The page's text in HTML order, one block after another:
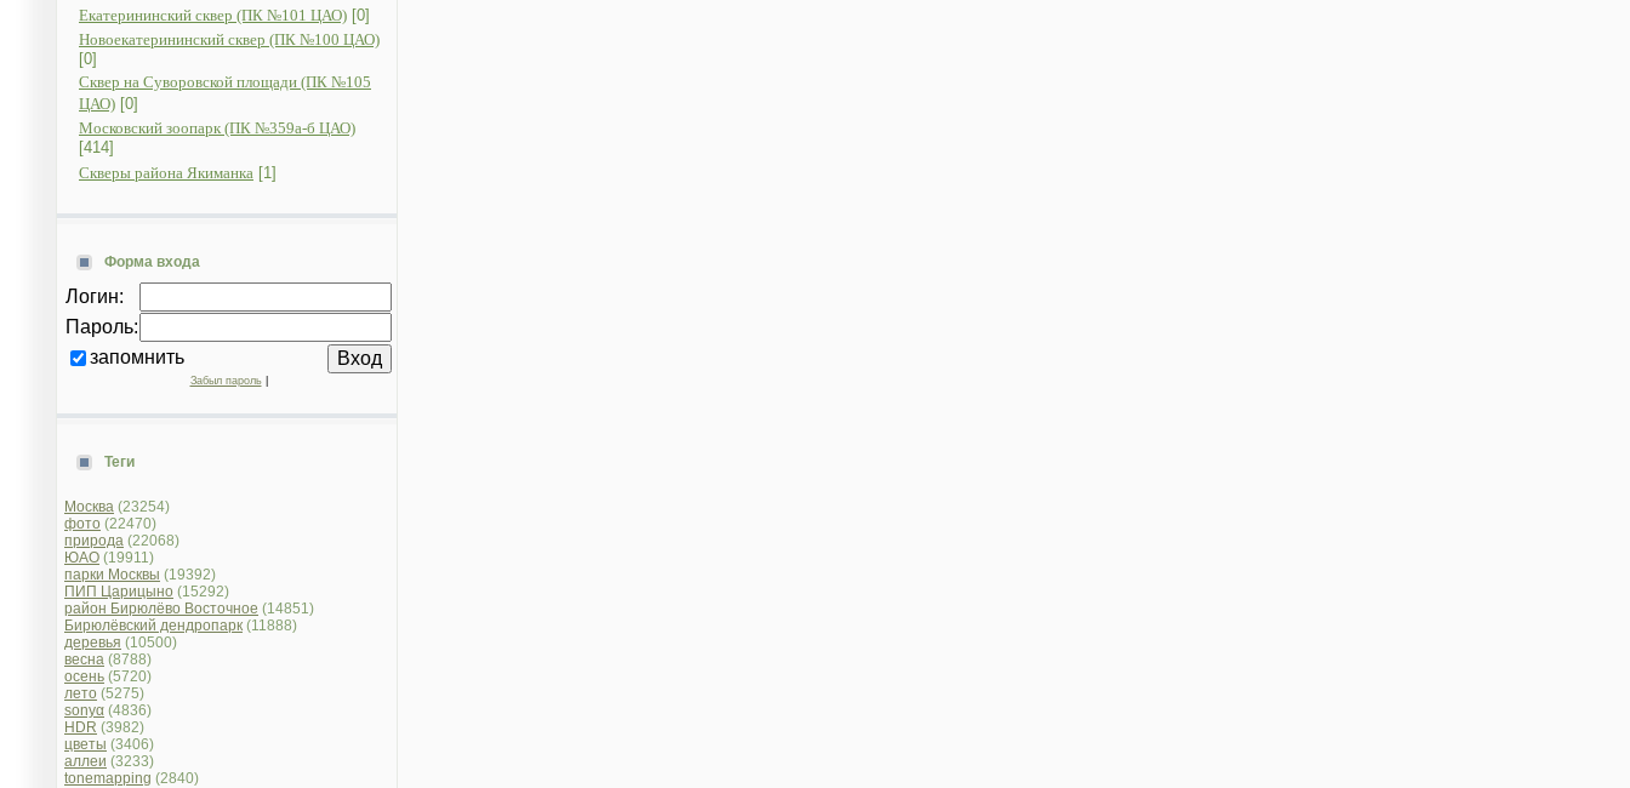
Екатерининский сквер (ПК №101 ЦАО) [0]
Новоекатерининский сквер (ПК №100 ЦАО)
[0]
Сквер на Суворовской площади (ПК №105
ЦАО) [0]
Московский зоопарк (ПК №359а-б ЦАО)
[414]
Скверы района Якиманка [1]
Форма входа
Логин:
Пароль:
запомнить
Забыл пароль|
Теги
Москва (23254)
фото (22470)
природа (22068)
ЮАО (19911)
парки Москвы (19392)
ПИП Царицыно (15292)
район Бирюлёво Восточное (14851)
Бирюлёвский дендропарк (11888)
деревья (10500)
весна (8788)
осень (5720)
лето (5275)
sonyα (4836)
HDR (3982)
цветы (3406)
аллеи (3233)
tonemapping (2840)